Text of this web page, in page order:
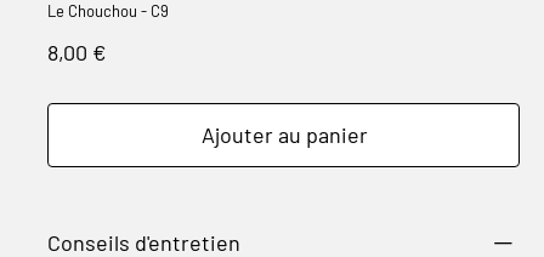
Le Chouchou - C9
8,00 €
Ajouter au panier
Conseils d'entretien